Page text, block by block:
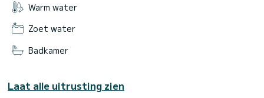
Warm water
Zoet water
Badkamer
Laat alle uitrusting zien